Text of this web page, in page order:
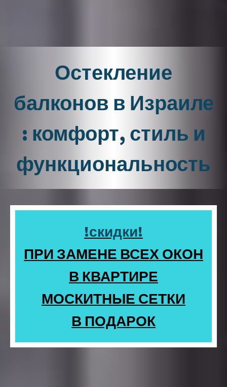
Остекление
балконов в Израиле
: комфорт, стиль и
функциональность
!скидки!
ПРИ ЗАМЕНЕ ВСЕХ ОКОН
В КВАРТИРЕ
МОСКИТНЫЕ СЕТКИ
В ПОДАРОК